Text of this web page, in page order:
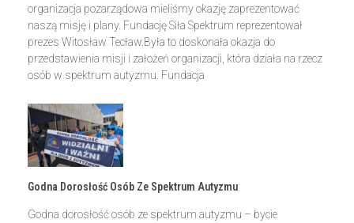
organizacja pozarządowa mieliśmy okazję zaprezentować
naszą misję i plany. Fundację Siła Spektrum reprezentował
prezes Witosław Tecław.Była to doskonała okazja do
przedstawienia misji i założeń organizacji, która działa na rzecz
osób w spektrum autyzmu. Fundacja
Godna Dorosłość Osób Ze Spektrum Autyzmu
Godna dorosłość osób ze spektrum autyzmu – bycie